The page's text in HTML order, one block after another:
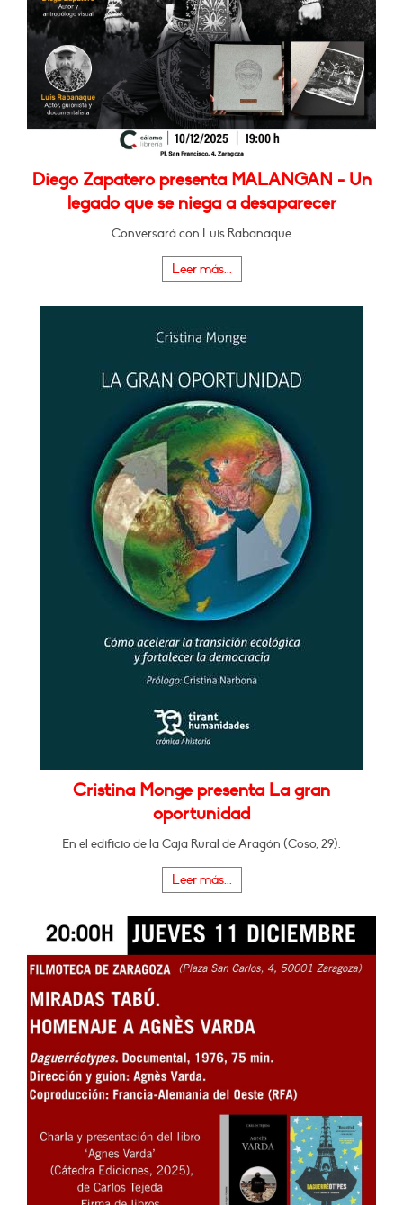
Diego Zapatero presenta MALANGAN - Un
legado que se niega a desaparecer
Conversará con Luis Rabanaque
Leer más...
Cristina Monge presenta La gran
oportunidad
En el edificio de la Caja Rural de Aragón (Coso, 29).
Leer más...